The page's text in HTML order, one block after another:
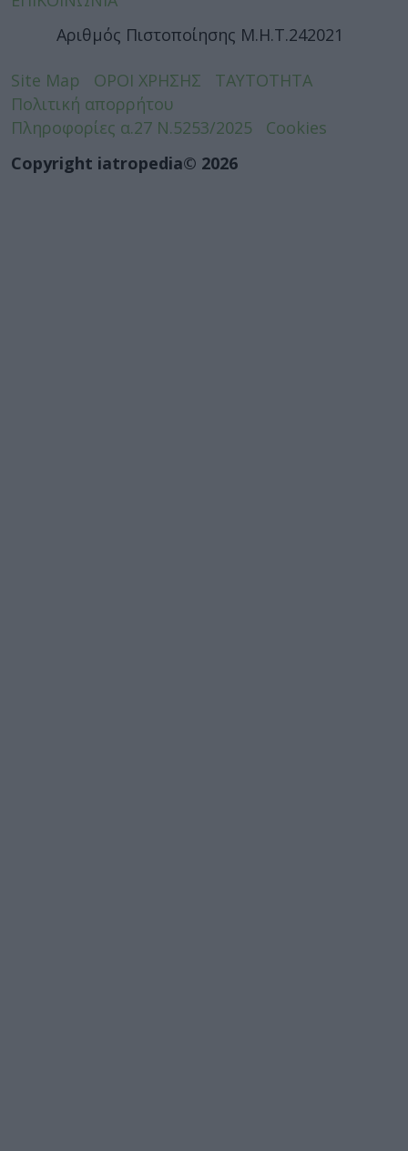
Αριθμός Πιστοποίησης Μ.Η.Τ.242021
Site Map ΟΡΟΙ ΧΡΗΣΗΣ
ΤΑΥΤΟΤΗΤΑ
Πολιτική απορρήτου
Πληροφορίες α.27 Ν.5253/2025
Cookies
Copyright iatropedia© 2026